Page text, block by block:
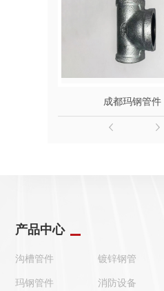
成都玛钢管件
产品中心
沟槽管件 镀锌钢管
玛钢管件 消防设备